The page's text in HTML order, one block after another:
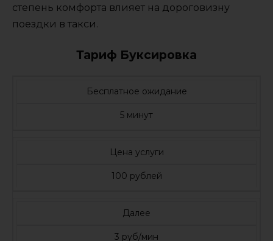
степень комфорта влияет на дороговизну
поездки в такси.
Тариф Буксировка
Бесплатное ожидание
5 минут
Цена услуги
100 рублей
Далее
3 руб/мин